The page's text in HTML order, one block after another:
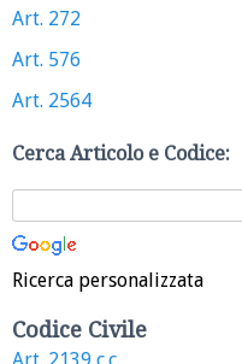
Art. 272
Art. 576
Art. 2564
Cerca Articolo e Codice:
Ricerca personalizzata
Codice Civile